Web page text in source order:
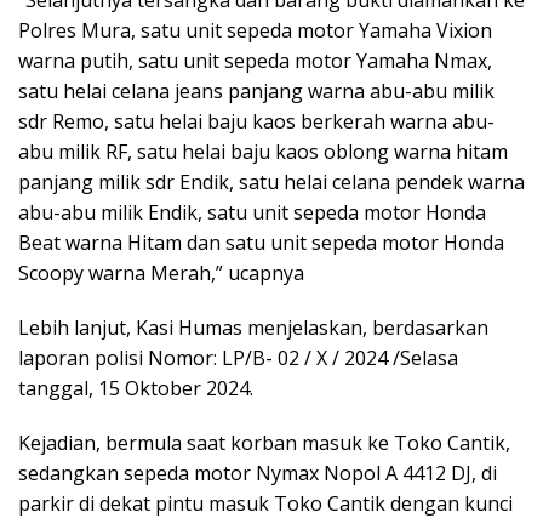
Polres Mura, satu unit sepeda motor Yamaha Vixion
warna putih, satu unit sepeda motor Yamaha Nmax,
satu helai celana jeans panjang warna abu-abu milik
sdr Remo, satu helai baju kaos berkerah warna abu-
abu milik RF, satu helai baju kaos oblong warna hitam
panjang milik sdr Endik, satu helai celana pendek warna
abu-abu milik Endik, satu unit sepeda motor Honda
Beat warna Hitam dan satu unit sepeda motor Honda
Scoopy warna Merah,” ucapnya
Lebih lanjut, Kasi Humas menjelaskan, berdasarkan
laporan polisi Nomor: LP/B- 02 / X / 2024 /Selasa
tanggal, 15 Oktober 2024.
Kejadian, bermula saat korban masuk ke Toko Cantik,
sedangkan sepeda motor Nymax Nopol A 4412 DJ, di
parkir di dekat pintu masuk Toko Cantik dengan kunci